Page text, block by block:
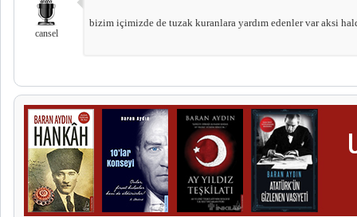
cansel
bizim içimizde de tuzak kuranlara yardım edenler var aksi